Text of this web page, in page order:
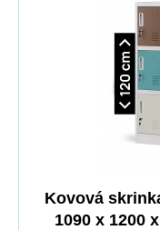
Kovová
1090 x 1200